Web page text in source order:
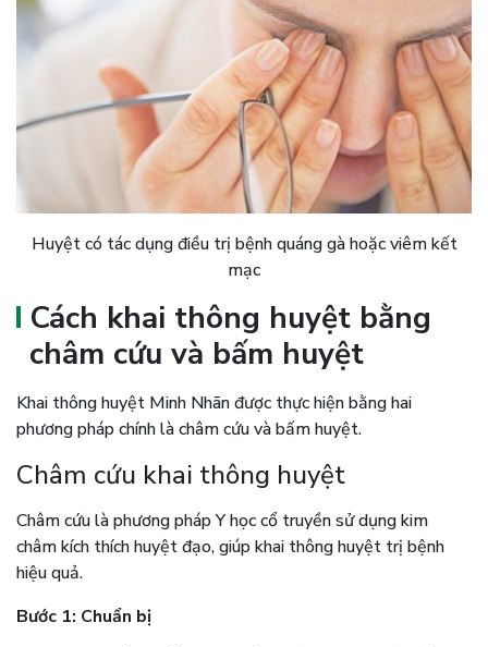
Huyệt có tác dụng điều trị bệnh quáng gà hoặc viêm kết
mạc
Cách khai thông huyệt bằng
châm cứu và bấm huyệt
Khai thông huyệt Minh Nhãn được thực hiện bằng hai
phương pháp chính là châm cứu và bấm huyệt.
Châm cứu khai thông huyệt
Châm cứu là phương pháp Y học cổ truyền sử dụng kim
châm kích thích huyệt đạo, giúp khai thông huyệt trị bệnh
hiệu quả.
Bước 1: Chuẩn bị